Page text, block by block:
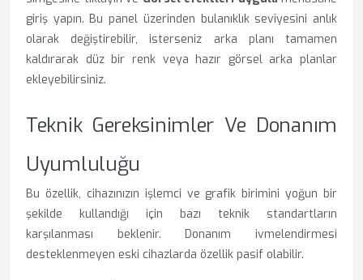
giriş yapın. Bu panel üzerinden bulanıklık seviyesini anlık
olarak değiştirebilir, isterseniz arka planı tamamen
kaldırarak düz bir renk veya hazır görsel arka planlar
ekleyebilirsiniz.
Teknik Gereksinimler Ve Donanım
Uyumluluğu
Bu özellik, cihazınızın işlemci ve grafik birimini yoğun bir
şekilde kullandığı için bazı teknik standartların
karşılanması beklenir. Donanım ivmelendirmesi
desteklenmeyen eski cihazlarda özellik pasif olabilir.